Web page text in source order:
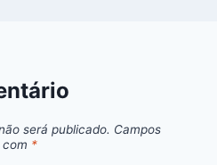
será publicado. Campos
*